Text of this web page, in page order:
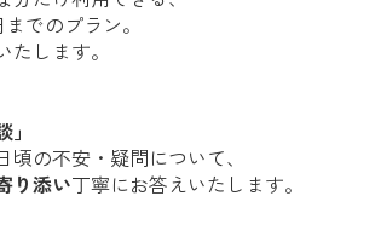
でのプラン。
します。
の不安・疑問について、
り添い丁寧にお答えいたします。